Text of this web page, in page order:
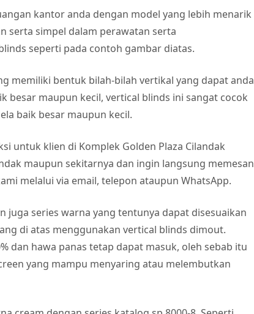
kantor anda dengan model yang lebih menarik
serta simpel dalam perawatan serta
seperti pada contoh gambar diatas.
memiliki bentuk bilah-bilah vertikal yang dapat anda
besar maupun kecil, vertical blinds ini sangat cocok
baik besar maupun kecil.
untuk klien di Komplek Golden Plaza Cilandak
maupun sekitarnya dan ingin langsung memesan
melalui via email, telepon ataupun WhatsApp.
juga series warna yang tentunya dapat disesuaikan
di atas menggunakan vertical blinds dimout.
dan hawa panas tetap dapat masuk, oleh sebab itu
yang mampu menyaring atau melembutkan